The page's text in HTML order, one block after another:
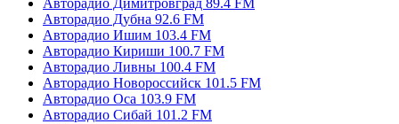
Авторадио Димитровград 89.4 FM
Авторадио Дубна 92.6 FM
Авторадио Ишим 103.4 FM
Авторадио Кириши 100.7 FM
Авторадио Ливны 100.4 FM
Авторадио Новороссийск 101.5 FM
Авторадио Оса 103.9 FM
Авторадио Сибай 101.2 FM